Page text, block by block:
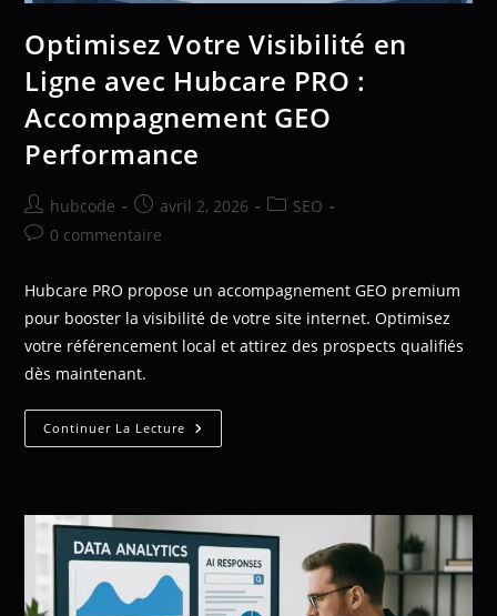
Optimisez Votre Visibilité en
Ligne avec Hubcare PRO :
Accompagnement GEO
Performance
hubcode avril 2, 2026
SEO
0 commentaire
Hubcare PRO propose un accompagnement GEO premium
pour booster la visibilité de votre site internet. Optimisez
votre référencement local et attirez des prospects qualifiés
dès maintenant.
Continuer La Lecture